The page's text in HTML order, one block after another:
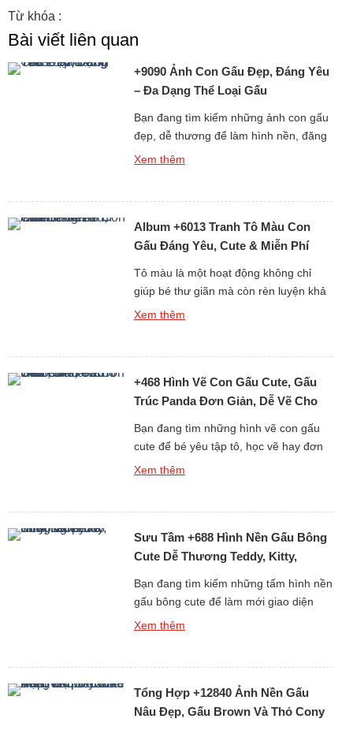
Từ khóa :
Bài viết liên quan
+9090 Ảnh Con Gấu Đẹp, Đáng Yêu
– Đa Dạng Thể Loại Gấu
Bạn đang tìm kiếm những ảnh con gấu
đẹp, dễ thương để làm hình nền, đăng
story, hoặc chia sẻ với bạn bè? Bộ sưu
ngầu, đến những ảnh gấu […]
Xem thêm
Album +6013 Tranh Tô Màu Con
Gấu Đáng Yêu, Cute & Miễn Phí
Tô màu là một hoạt động không chỉ
giúp bé thư giãn mà còn rèn luyện khả
năng tư duy, sự kiên nhẫn và óc sáng
tập hơn 6013 […]
Xem thêm
+468 Hình Vẽ Con Gấu Cute, Gấu
Trúc Panda Đơn Giản, Dễ Vẽ Cho
Bạn đang tìm những hình vẽ con gấu
cute để bé yêu tập tô, học vẽ hay đơn
giản là làm ảnh trang trí, sticker, sổ tay?
đáng yêu […]
Xem thêm
Sưu Tầm +688 Hình Nền Gấu Bông
Cute Dễ Thương Teddy, Kitty,
Bạn đang tìm kiếm những tấm hình nền
gấu bông cute để làm mới giao diện
điện thoại hay máy tính mỗi ngày? Bộ
kế mềm mại, đáng yêu và […]
Xem thêm
Tổng Hợp +12840 Ảnh Nền Gấu
Nâu Đẹp, Gấu Brown Và Thỏ Cony